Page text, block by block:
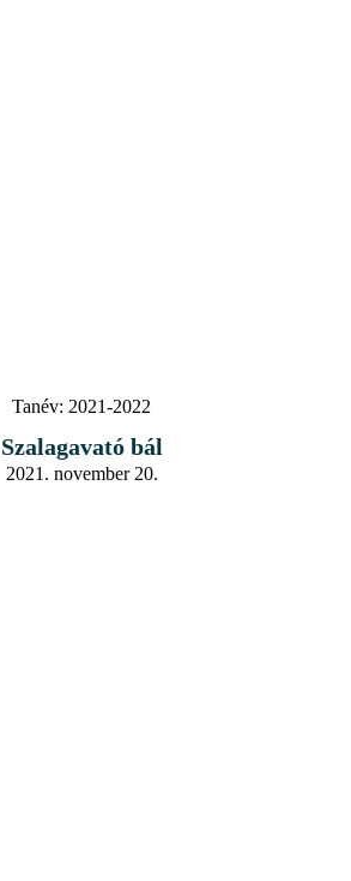
Tanév: 2021-2022
Szalagavató bál
2021. november 20.